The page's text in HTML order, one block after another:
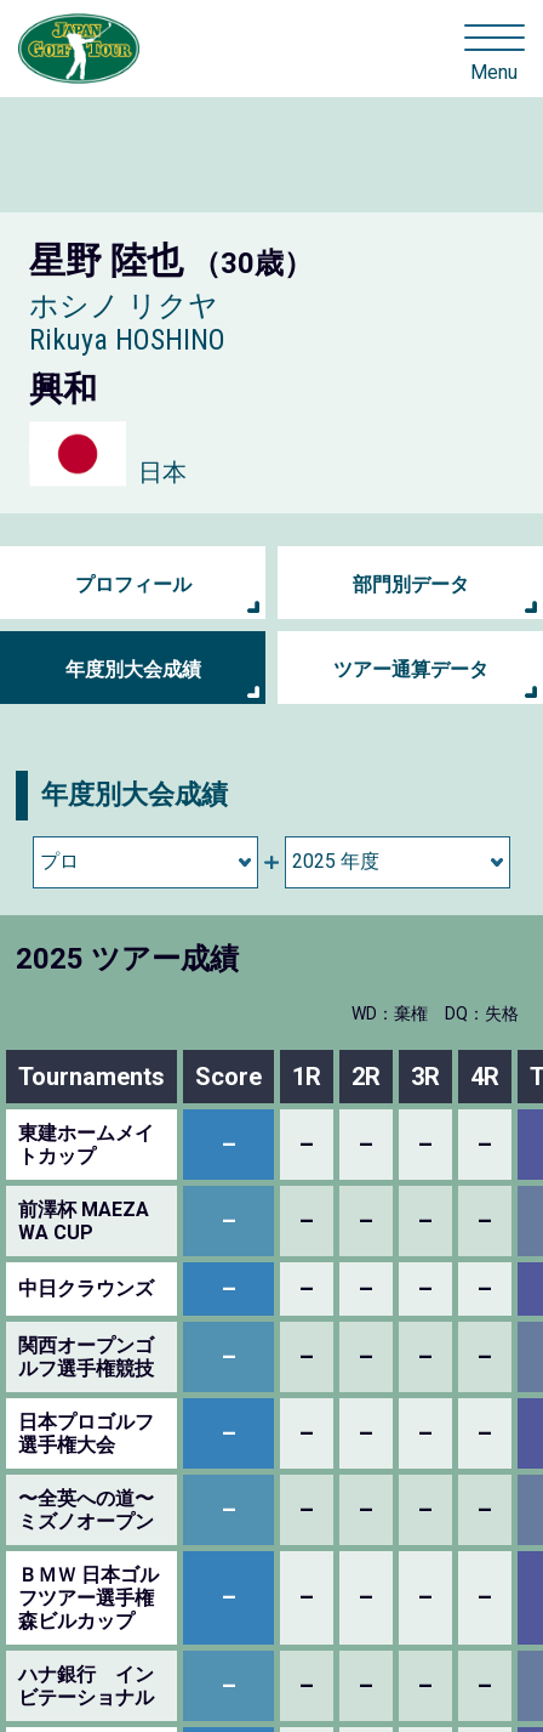
Menu
星野 陸也
（30歳）
ホシノ リクヤ
Rikuya HOSHINO
興和
日本
プロフィール 部門別データ
年度別大会成績 ツアー通算データ
年度別大会成績
2025 ツアー成績
WD：棄権 DQ：失格
Tournaments Score 1R 2R 3R 4R
東建ホームメイ
トカップ
– – – – –
前澤杯 MAEZA
WA CUP
– – – – –
中日クラウンズ – – – – –
関西オープンゴ
ルフ選手権競技
– – – – –
日本プロゴルフ
選手権大会
– – – – –
〜全英への道〜
ミズノオープン
– – – – –
ＢＭＷ 日本ゴル
フツアー選手権
森ビルカップ
– – – – –
ハナ銀行 イン
ビテーショナル
– – – – –